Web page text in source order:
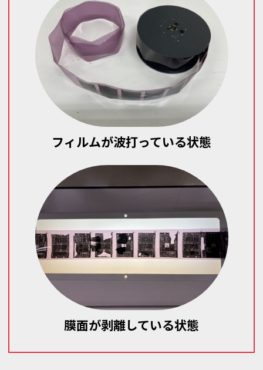
フィルムが波打っている状態
膜面が剥離している状態